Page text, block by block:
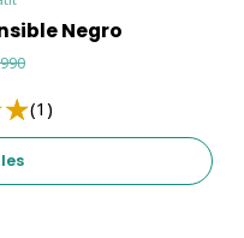
de nylon
duradera para tu gato.
Negro
(1)